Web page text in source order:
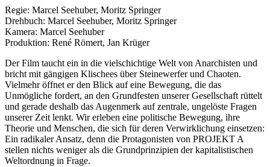
Regie: Marcel Seehuber, Moritz Springer
Drehbuch: Marcel Seehuber, Moritz Springer
Kamera: Marcel Seehuber
Produktion: René Römert, Jan Krüger
Der Film taucht ein in die vielschichtige Welt von Anarchisten und
bricht mit gängigen Klischees über Steinewerfer und Chaoten.
Vielmehr öffnet er den Blick auf eine Bewegung, die das
Unmögliche fordert, an den Grundfesten unserer Gesellschaft rüttelt
und gerade deshalb das Augenmerk auf zentrale, ungelöste Fragen
unserer Zeit lenkt. Wir erleben eine politische Bewegung, ihre
Theorie und Menschen, die sich für deren Verwirklichung einsetzen:
Ein radikaler Ansatz, denn die Protagonisten von PROJEKT A
stellen nichts weniger als die Grundprinzipien der kapitalistischen
Weltordnung in Frage.